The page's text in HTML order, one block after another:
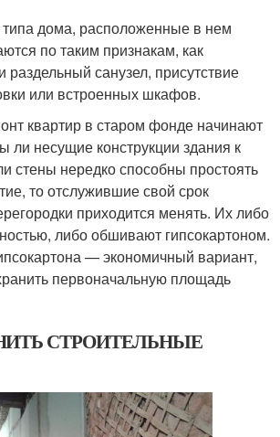
типа дома, расположенные в нем
по таким признакам, как
санузел, присутствие
или встроенных шкафов.
квартир в старом фонде начинают
ли несущие конструкции здания к
стены нередко способны простоять
то отслужившие свой срок
приходится менять. Их либо
либо обшивают гипсокартоном.
— экономичный вариант,
первоначальную площадь
СТРОИТЕЛЬНЫЕ